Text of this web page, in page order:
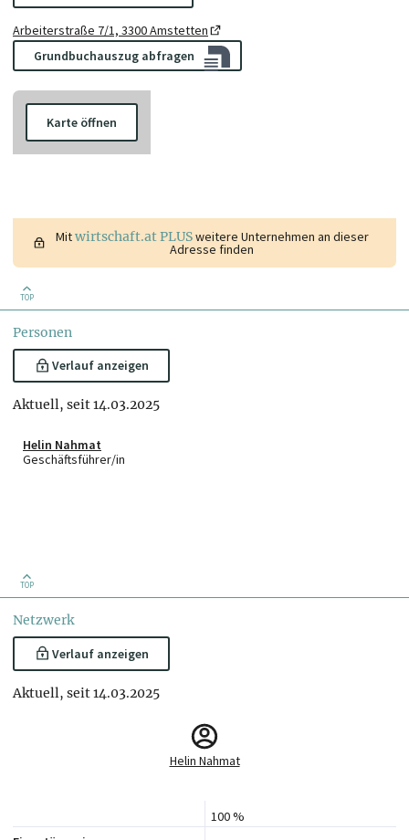
Arbeiterstraße 7/1, 3300 Amstetten
Grundbuchauszug abfragen
Karte öffnen
Mitwirtschaft.at PLUSweitere Unternehmen an dieser
Adresse finden
TOP
Personen
Verlauf anzeigen
Aktuell, seit 14.03.2025
Helin Nahmat
Geschäftsführer/in
TOP
Netzwerk
Verlauf anzeigen
Aktuell, seit 14.03.2025
Helin Nahmat
100 %